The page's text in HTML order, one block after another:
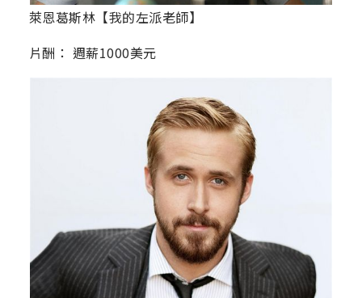
萊恩葛斯林【我的左派老師】
片酬： 週薪1000美元